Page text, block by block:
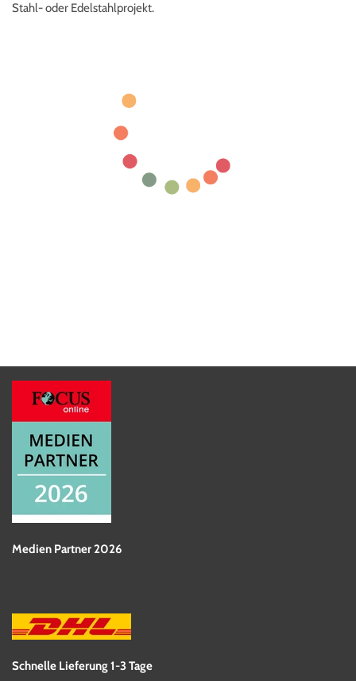
Stahl- oder Edelstahlprojekt.
Medien Partner 2026
Schnelle Lieferung 1-3 Tage